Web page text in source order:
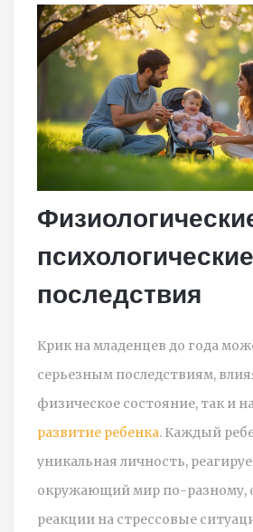
психологические
последствия
Крик на младенцев до года
серьезным последствиям,
физическое состояние, так и
развитие ребенка. Каждый
уникальная личность,
окружающий мир по-разному,
реакции на стрессовые